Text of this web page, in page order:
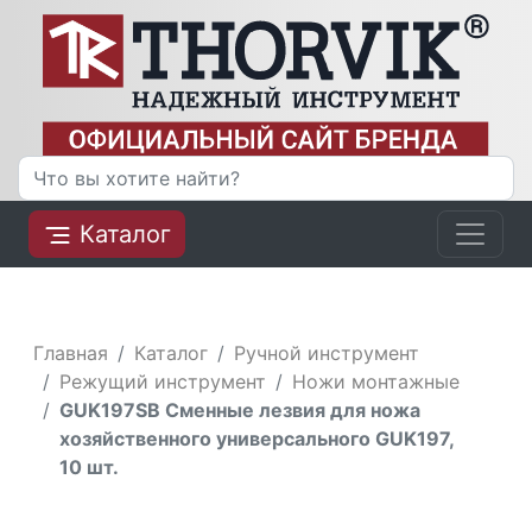
Каталог
Главная Каталог
Ручной инструмент
Режущий инструмент
Ножи монтажные
GUK197SB Сменные лезвия для ножа
хозяйственного универсального GUK197,
10 шт.